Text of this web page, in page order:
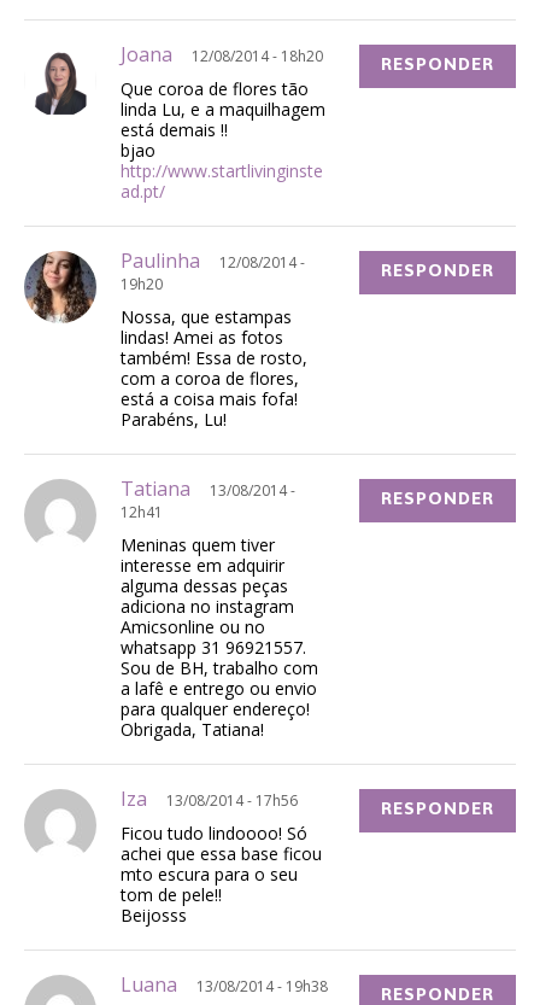
Joana 12/08/2014 - 18h20
Que coroa de flores tão
linda Lu, e a maquilhagem
está demais !!
bjao
http://www.startlivinginste
ad.pt/
RESPONDER
Paulinha
12/08/2014 -
19h20
Nossa, que estampas
lindas! Amei as fotos
também! Essa de rosto,
com a coroa de flores,
está a coisa mais fofa!
Parabéns, Lu!
RESPONDER
Tatiana
13/08/2014 -
12h41
Meninas quem tiver
interesse em adquirir
alguma dessas peças
adiciona no instagram
Amicsonline ou no
whatsapp 31 96921557.
Sou de BH, trabalho com
a lafê e entrego ou envio
para qualquer endereço!
Obrigada, Tatiana!
RESPONDER
Iza 13/08/2014 - 17h56
Ficou tudo lindoooo! Só
achei que essa base ficou
mto escura para o seu
tom de pele!!
Beijosss
RESPONDER
Luana 13/08/2014 - 19h38 RESPONDER